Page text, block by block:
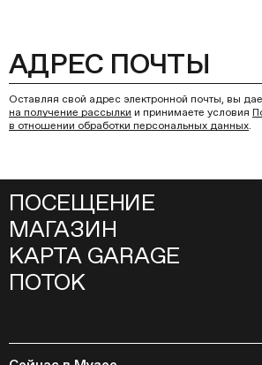
Оставляя свой адрес электронной почты, вы
на получение рассылки и принимаете условия
в отношении обработки персональных данных.
ПОСЕЩЕНИЕ
МАГАЗИН
КАРТА GARAGE
ПОТОК